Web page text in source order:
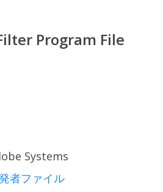
Program File
Systems
者ファイル